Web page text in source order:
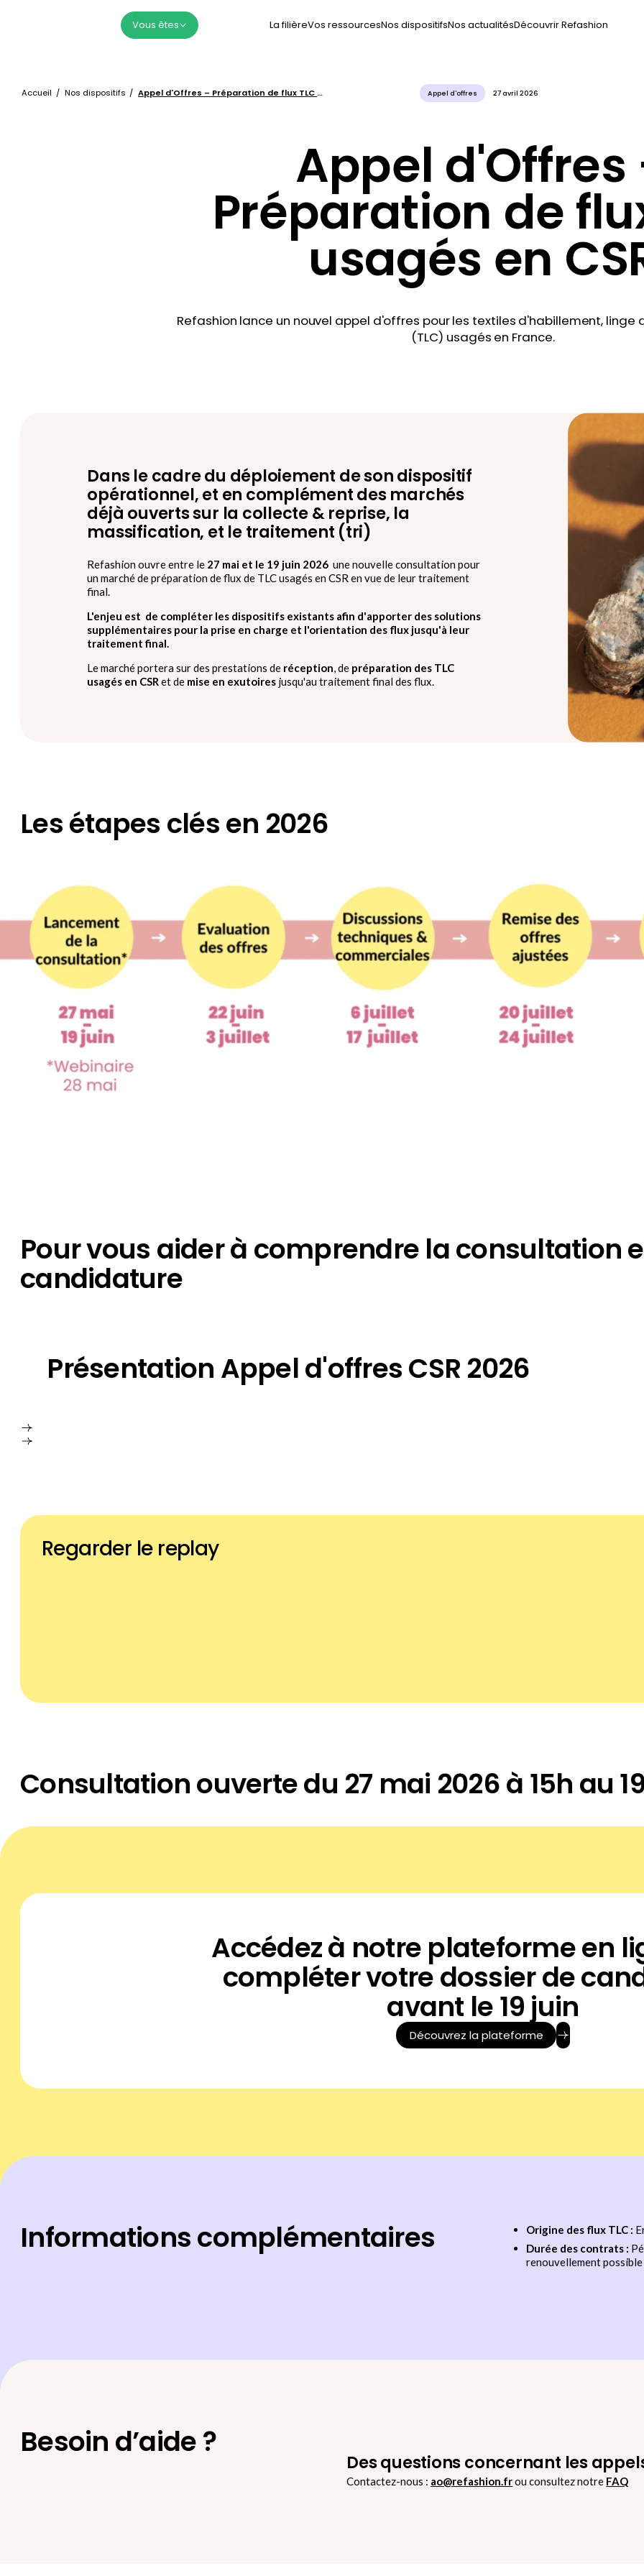
Vous êtes La filièreVos ressourcesNos dispositifsNos actualitésDécouvrir Refashion
Accueil Nos dispositifs Appel d'Offres – Préparation de flux TLC usagés en CSR Appel d'offres 27 avril 2026
Appel d'Offres
Préparation de
usagés en
Refashion lance un nouvel appel d'offres pour les textiles d'habillement, linge
(TLC) usagés en France.
Dans le cadre du déploiement de son dispositif
opérationnel, et en complément des marchés
déjà ouverts sur la collecte & reprise, la
massification, et le traitement (tri)
Refashion ouvre entre le 27 mai et le 19 juin 2026 une nouvelle consultation pour
un marché de préparation de flux de TLC usagés en CSR en vue de leur traitement
final.
L'enjeu est de compléter les dispositifs existants afin d'apporter des solutions
supplémentaires pour la prise en charge et l'orientation des flux jusqu'à leur
traitement final.
Le marché portera sur des prestations de réception, de préparation des TLC
usagés en CSRet de mise en exutoires jusqu'au traitement final des flux.
Les étapes clés en 2026
Pour vous aider à comprendre la consultation
candidature
Regarder le replay
Consultation ouverte du 27 mai 2026 à 15h au
Accédez à notre plateforme en
compléter votre dossier de
avant le 19 juin
Découvrez la plateforme
Informations complémentaires Origine des flux TLC :
Durée des contrats :
renouvellement
Besoin d’aide ?
Contactez-nous : ao@refashion.frou consultez notre FAQ